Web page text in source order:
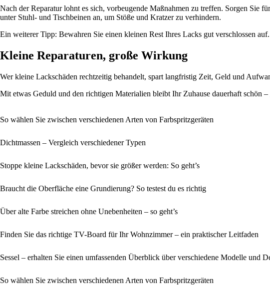
Nach der Reparatur lohnt es sich, vorbeugende Maßnahmen zu treffen. Sorgen
unter Stuhl- und Tischbeinen an, um Stöße und Kratzer zu verhindern.
Ein weiterer Tipp: Bewahren Sie einen kleinen Rest Ihres Lacks gut verschlossen
Kleine Reparaturen, große Wirkung
Wer kleine Lackschäden rechtzeitig behandelt, spart langfristig Zeit, Geld und
Mit etwas Geduld und den richtigen Materialien bleibt Ihr Zuhause dauerhaft schön
So wählen Sie zwischen verschiedenen Arten von Farbspritzgeräten
Dichtmassen – Vergleich verschiedener Typen
Stoppe kleine Lackschäden, bevor sie größer werden: So geht’s
Braucht die Oberfläche eine Grundierung? So testest du es richtig
Über alte Farbe streichen ohne Unebenheiten – so geht’s
Finden Sie das richtige TV-Board für Ihr Wohnzimmer – ein praktischer Leitfaden
Sessel – erhalten Sie einen umfassenden Überblick über verschiedene Modelle und
So wählen Sie zwischen verschiedenen Arten von Farbspritzgeräten